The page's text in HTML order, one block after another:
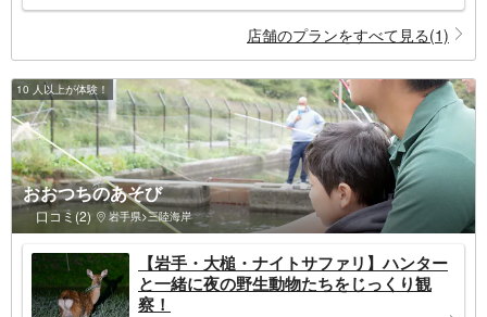
店舗のプランをすべて見る(1)
10 人以上が体験！
おおつちのあそび
口コミ(2) 岩手県>三陸海岸
【岩手・大槌・ナイトサファリ】ハンター
と一緒に夜の野生動物たちをじっくり観
察！